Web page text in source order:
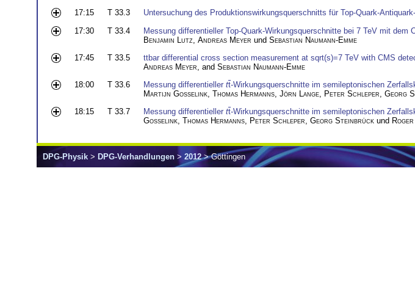
17:15
T 33.3 Untersuchung des Produktionswirkungsquerschnitts für Top-Quark-
17:30
T 33.4 Messung differentieller Top-Quark-Wirkungsquerschnitte bei 7 TeV mit dem
Benjamin Lutz Andreas Meyer und Sebastian Naumann-Emme
17:45
T 33.5 ttbar differential cross section measurement at sqrt(s)=7 TeV with CMS
Andreas Meyer , and Sebastian Naumann-Emme
18:00
T 33.6 Messung differentieller tt-Wirkungsquerschnitte im semileptonischen
Martijn Gosselink Thomas Hermanns Jörn Lange Peter Schleper Georg
18:15
T 33.7 Messung differentieller tt-Wirkungsquerschnitte im semileptonischen
Gosselink Thomas Hermanns Peter Schleper Georg Steinbrück und
DPG-Physik > DPG-Verhandlungen > 2012> Göttingen